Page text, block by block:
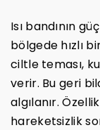
Isı bandının
bölgede hızlı
ciltle teması,
verir. Bu geri
algılanır.
hareketsizlik